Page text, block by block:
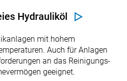
Hydrauliköl
mit hohem
Auch für Anlagen
an das Reinigungs-
geeignet.